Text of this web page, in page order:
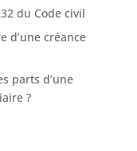
du Code civil
d’une créance
parts d’une
?